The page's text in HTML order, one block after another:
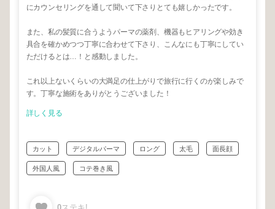
にカウンセリングを通して聞いて下さりとても嬉しかったです。
また、私の髪質に合うようパーマの薬剤、機器もヒアリングや効き
具合を確かめつつ丁寧に合わせて下さり、こんなにも丁寧にしてい
ただけるとは…！と感動しました。
これ以上ないくらいの大満足の仕上がりで旅行に行くのが楽しみで
す。丁寧な施術をありがとうございました！
詳しく見る
カット デジタルパーマ ロング 太毛 面長顔
外国人風 コテ巻き風